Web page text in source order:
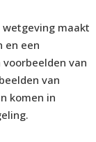
maakt
en een
voorbeelden van
van
komen in